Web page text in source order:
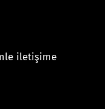
iletişime